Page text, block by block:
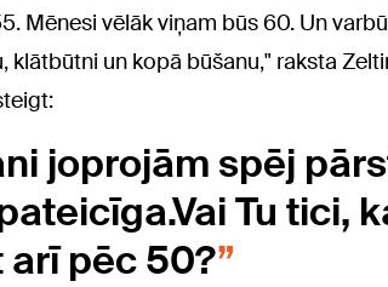
Mēnesi vēlāk viņam būs 60. Un
klātbūtni un kopā būšanu," raksta
joprojām spēj
Tu tici,
pēc 50?